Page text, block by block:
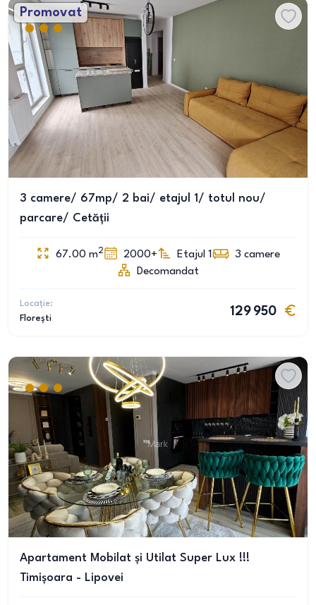
Promovat
3 camere/ 67mp/ 2 bai/ etajul 1/ totul nou/
parcare/ Cetății
67.00 m2 2000+ Etajul 1 3 camere
Decomandat
Locație:
Florești
129 950
Apartament Mobilat și Utilat Super Lux !!!
Timișoara - Lipovei